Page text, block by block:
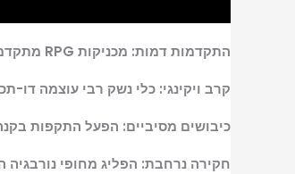
התקדמות דמות: מכניקות RPG מתקדמות מאפשרות לשחקנים לעצב את צמיחת הדמות שלהם ולהשפיע על עולם המשחק שמסביב.
קרב ויקינגי: כלי נשק רבי עוצמה דו-
כיבושים מסיביים: הפעל התקפות
חקירה נרחבת: הפליג מחופי